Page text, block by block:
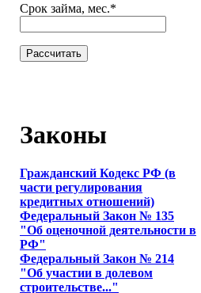
Срок займа, мес.*
Законы
Гражданский Кодекс РФ (в
части регулирования
кредитных отношений)
Федеральный Закон № 135
"Об оценочной деятельности в
РФ"
Федеральный Закон № 214
"Об участии в долевом
строительстве..."